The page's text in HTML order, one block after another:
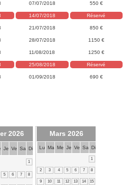
07/07/2018 550 €
14/07/2018 Réservé
21/07/2018 850 €
28/07/2018 1150 €
11/08/2018 1250 €
25/08/2018 Réservé
01/09/2018 690 €
2026
Je Ve Sa Di
1
5 6 7 8
Mars 2026
Lu Ma Me Je Ve Sa Di
1
2 3 4 5 6 7 8
9 10 11 12 13 14 15